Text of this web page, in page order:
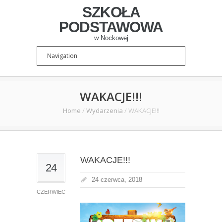
SZKOŁA
PODSTAWOWA
w Nockowej
WAKACJE!!!
Home / Wydarzenia / WAKACJE!!!
24
CZERWIEC
WAKACJE!!!
24 czerwca, 2018